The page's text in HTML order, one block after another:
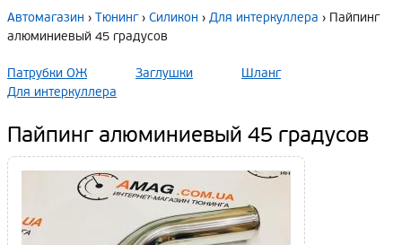
Автомагазин › Тюнинг› Силикон › Для интеркуллера › Пайпинг
алюминиевый 45 градусов
Патрубки ОЖ Заглушки
Шланг
Для интеркуллера
Пайпинг алюминиевый 45 градусов